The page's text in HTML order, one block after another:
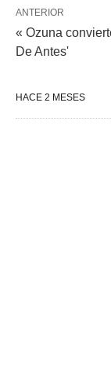
ANTERIOR
« Ozuna
De Antes'
HACE 2 MESES